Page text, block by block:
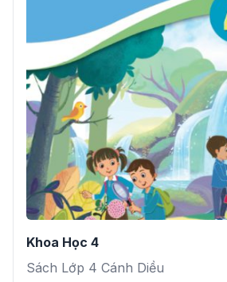
Khoa Học 4
Sách Lớp 4 Cánh Diều